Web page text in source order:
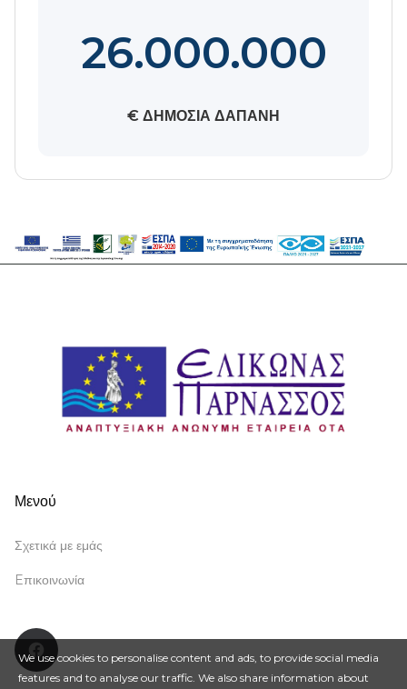
26.000.000
€ ΔΗΜΟΣΙΑ ΔΑΠΑΝΗ
Μενού
Σχετικά με εμάς
Eπικοινωνία
Facebook
We use cookies to personalise content and ads, to provide social media
features and to analyse our traffic. We also share information about